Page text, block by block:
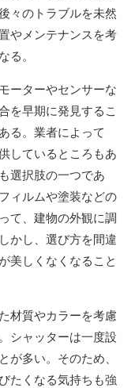
々のトラブルを未然
やメンテナンスを考
る。
ーターやセンサーな
を早期に発見するこ
る。業者によって
しているところもあ
選択肢の一つであ
ィルムや塗装などの
て、建物の外観に調
かし、選び方を間違
美しくなくなること
材質やカラーを考慮
シャッターは一度設
が多い。そのため、
たくなる気持ちも強